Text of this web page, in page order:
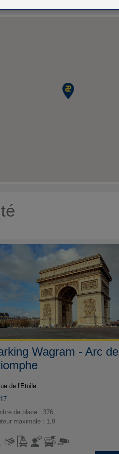
Wagram - Arc de
de l'Etoile
de place : 376
maximale : 1,9